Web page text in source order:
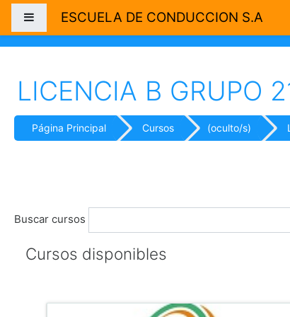
Salta al contenido principal
Panel lateral
ESCUELA DE CONDUCCION S.A
LICENCIA B GRUPO
Página Principal Cursos (oculto/s)
Buscar cursos
Cursos disponibles